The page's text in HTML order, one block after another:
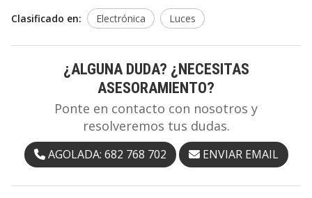
Clasificado en: Electrónica Luces
¿ALGUNA DUDA? ¿NECESITAS
ASESORAMIENTO?
Ponte en contacto con nosotros y
resolveremos tus dudas.
AGOLADA: 682 768 702 ENVIAR EMAIL